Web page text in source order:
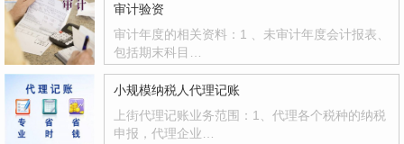
审计验资
审计年度的相关资料：1 、未审计年度会计报表、
包括期末科目…
小规模纳税人代理记账
上街代理记账业务范围：1、代理各个税种的纳税
申报，代理企业…